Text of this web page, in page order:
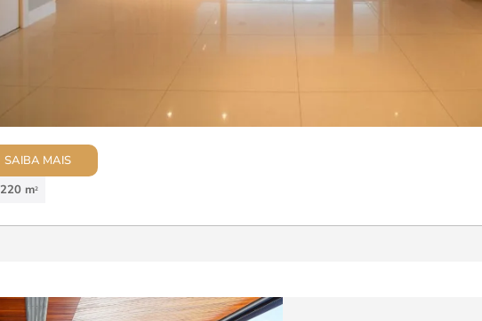
SAIBA MAIS
220 m2